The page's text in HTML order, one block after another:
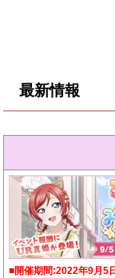
最新情報
■開催期間:2022年9月5